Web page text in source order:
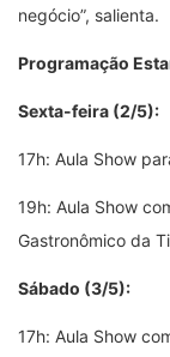
negócio”, salienta.
Programação
Sexta-feira (2/5):
17h: Aula Show
19h: Aula Show
Gastronômico da
Sábado (3/5):
17h: Aula Show